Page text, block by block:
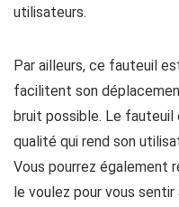
utilisateurs.
Par ailleurs, ce fauteuil
facilitent son
bruit possible. Le fauteuil
qualité qui rend son
Vous pourrez également
le voulez pour vous sentir